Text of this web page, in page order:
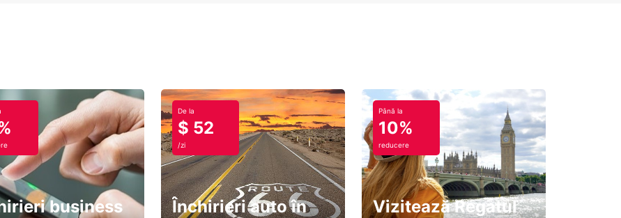
business
De la
$ 52
/zi
Închirieri auto în
Până la
10%
reducere
Vizitează Regatul